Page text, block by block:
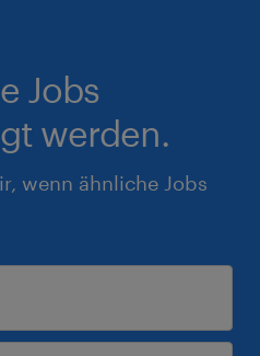
Jobs
werden.
wenn ähnliche Jobs